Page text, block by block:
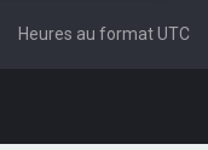
Heures au formatUTC